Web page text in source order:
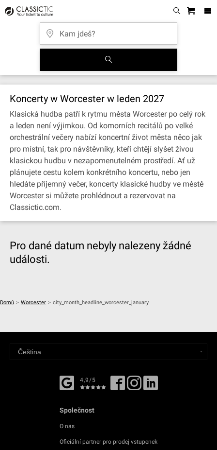
Koncerty w Worcester w leden 2027
Klasická hudba patří k rytmu města Worcester po celý rok
a leden není výjimkou. Od komorních recitálů po velké
orchestrální večery nabízí koncertní život města něco jak
pro místní, tak pro návštěvníky, kteří chtějí slyšet živou
klasickou hudbu v nezapomenutelném prostředí. Ať už
plánujete cestu kolem konkrétního koncertu, nebo jen
hledáte příjemný večer, koncerty klasické hudby ve městě
Worcester si můžete prohlédnout a rezervovat na
Classictic.com.
Pro dané datum nebyly nalezeny žádné
události.
Domů > Worcester > city_month_headline_worcester_january
4,9/5
Společnost
O nás
Oficiální partner pro prodej vstupenek